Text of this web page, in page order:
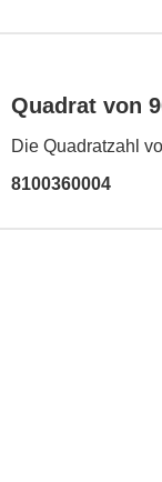
Quadrat von
Die Quadratzahl
8100360004